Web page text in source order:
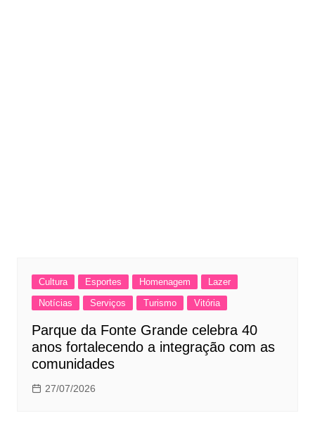
Cultura Esportes Homenagem
Lazer
Notícias
Serviços Turismo Vitória
Parque da Fonte Grande celebra 40
anos fortalecendo a integração com as
comunidades
27/07/2026